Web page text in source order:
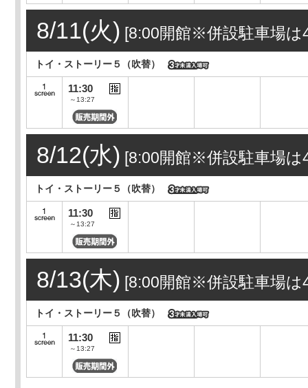
8/11(火) [8:00開館※併設駐車場は
トイ・ストーリー５（吹替）
11:30
～13:27
8/12(水) [8:00開館※併設駐車場は
トイ・ストーリー５（吹替）
11:30
～13:27
8/13(木) [8:00開館※併設駐車場は
トイ・ストーリー５（吹替）
11:30
～13:27